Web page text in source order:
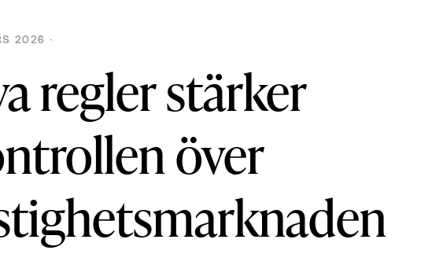
2026 ·
regler stärker
över